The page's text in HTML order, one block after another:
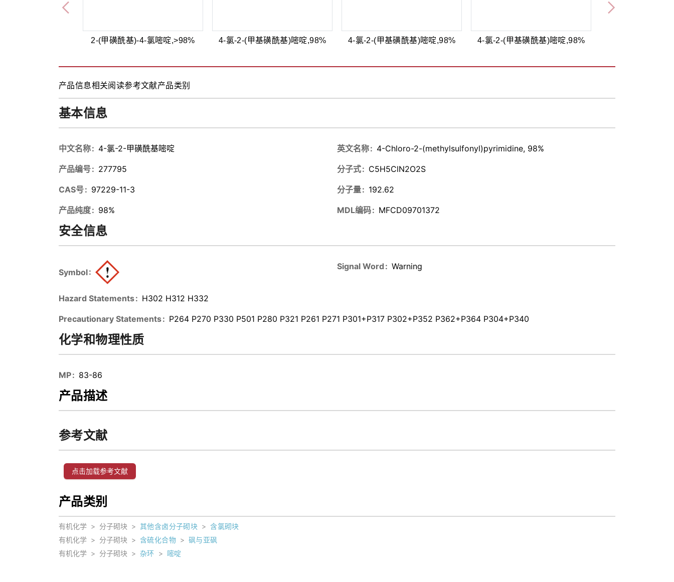
2-(甲磺酰基)-4-氯嘧啶,>98% 4-氯-2-(甲基磺酰基)嘧啶,98% 4-氯-2-(甲基磺酰基)嘧啶,98% 4-氯-2-(甲基磺酰基)嘧啶,98%
产品信息相关阅读参考文献产品类别
基本信息
中文名称 4-氯-2-甲磺酰基嘧啶 英文名称 4-Chloro-2-(methylsulfonyl)pyrimidine, 98%
产品编号 277795 分子式 C5H5ClN2O2S
CAS号 97229-11-3 分子量 192.62
产品纯度 98% MDL编码 MFCD09701372
安全信息
Symbol
Signal Word Warning
Hazard Statements H302 H312 H332
Precautionary Statements P264 P270 P330 P501 P280 P321 P261 P271 P301+P317 P302+P352 P362+P364 P304+P340
化学和物理性质
MP 83-86
产品描述
参考文献
点击加载参考文献
产品类别
有机化学 > 分子砌块 > 其他含卤分子砌块 > 含氯砌块
有机化学 > 分子砌块 > 含硫化合物 > 砜与亚砜
有机化学 > 分子砌块 > 杂环 > 嘧啶